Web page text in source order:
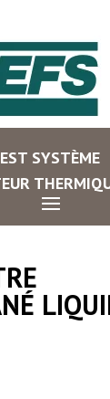
SYSTÈME